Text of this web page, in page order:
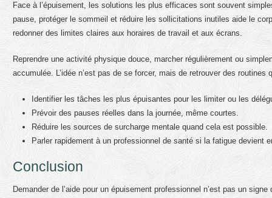
Face à l’épuisement, les solutions les plus efficaces sont souvent
pause, protéger le sommeil et réduire les sollicitations inutiles aide le
redonner des limites claires aux horaires de travail et aux écrans.
Reprendre une activité physique douce, marcher régulièrement ou
accumulée. L’idée n’est pas de se forcer, mais de retrouver des routines
Identifier les tâches les plus épuisantes pour les limiter ou les
Prévoir des pauses réelles dans la journée, même courtes.
Réduire les sources de surcharge mentale quand cela est possible.
Parler rapidement à un professionnel de santé si la fatigue devient
Conclusion
Demander de l’aide pour un épuisement professionnel n’est pas un